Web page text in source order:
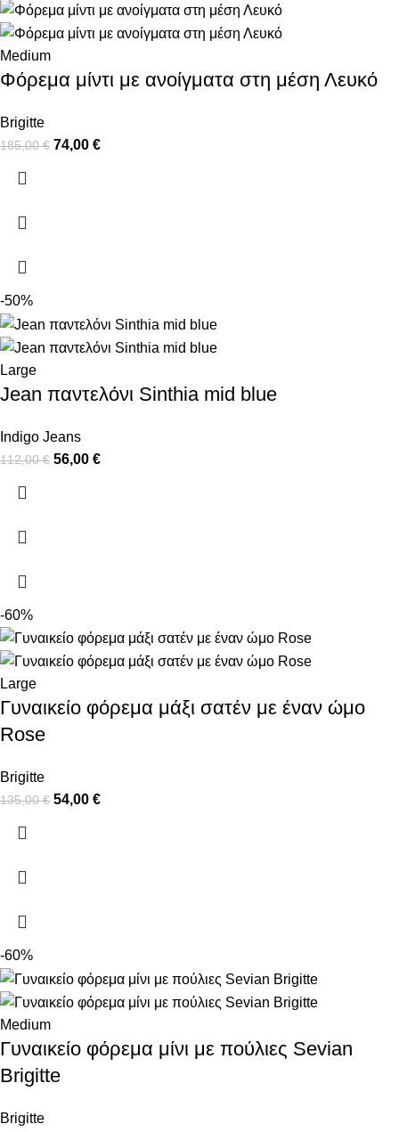
Medium
Φόρεμα μίντι με ανοίγματα στη μέση Λευκό
Brigitte
185,00€ 74,00 €
-50%
Large
Jean παντελόνι Sinthia mid blue
Indigo Jeans
112,00€ 56,00 €
-60%
Large
Γυναικείο φόρεμα μάξι σατέν με έναν ώμο
Rose
Brigitte
135,00€ 54,00 €
-60%
Medium
Γυναικείο φόρεμα μίνι με πούλιες Sevian
Brigitte
Brigitte